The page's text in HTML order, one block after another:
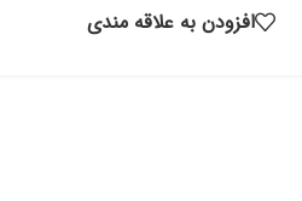
افزودن به علاقه مندی